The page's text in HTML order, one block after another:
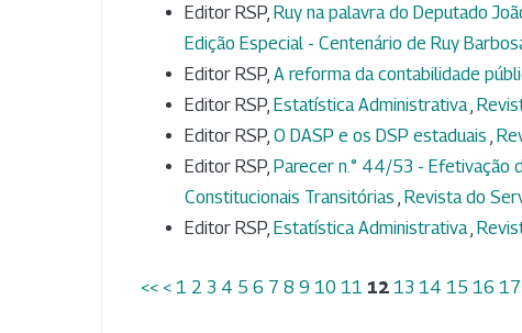
Editor RSP, Ruy na palavra do Deputado
Edição Especial - Centenário de Ruy
Editor RSP, A reforma da contabilidade
Editor RSP, Estatística Administrativa,
Editor RSP, O DASP e os DSP estaduais ,
Editor RSP, Parecer n.° 44/53 - Efetivação
Constitucionais Transitórias , Revista do
Editor RSP, Estatística Administrativa,
<< < 1 2 3 4 5 6 7 8 9 10 11 12 13 14 15 16 17